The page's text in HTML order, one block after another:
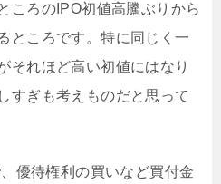
ころのIPO初値高騰ぶりから
ところです。特に同じく一
それほど高い初値にはなり
すぎも考えものだと思って
優待権利の買いなど買付金